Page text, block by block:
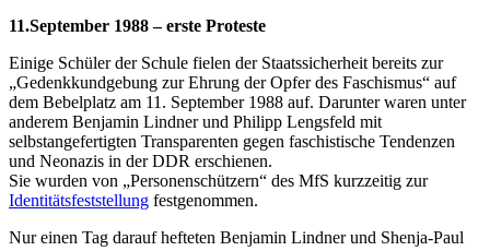
11.September 1988 – erste Proteste
Einige Schüler der Schule fielen der Staatssicherheit bereits zur
„Gedenkkundgebung zur Ehrung der Opfer des Faschismus“ auf
dem Bebelplatz am 11. September 1988 auf. Darunter waren unter
anderem Benjamin Lindner und Philipp Lengsfeld mit
selbstangefertigten Transparenten gegen faschistische Tendenzen
und Neonazis in der DDR erschienen.
Sie wurden von „Personenschützern“ des MfS kurzzeitig zur
Identitätsfeststellung festgenommen.
Nur einen Tag darauf hefteten Benjamin Lindner und Shenja-Paul